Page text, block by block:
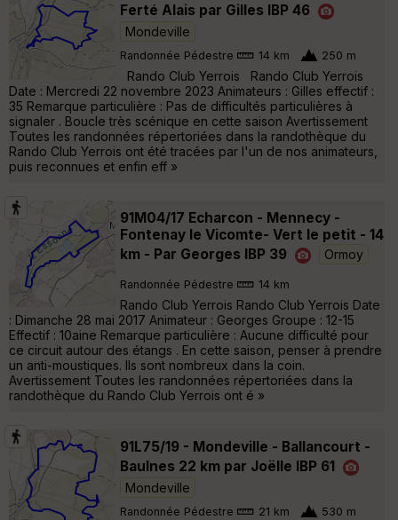
Ferté Alais par Gilles IBP 46
Mondeville
Randonnée Pédestre 14 km 250 m
Rando Club Yerrois Rando Club Yerrois
Date : Mercredi 22 novembre 2023 Animateurs : Gilles effectif :
35 Remarque particulière : Pas de difficultés particulières à
signaler . Boucle très scénique en cette saison Avertissement
Toutes les randonnées répertoriées dans la randothèque du
Rando Club Yerrois ont été tracées par l'un de nos animateurs,
puis reconnues et enfin eff »
91M04/17 Echarcon - Mennecy -
Fontenay le Vicomte- Vert le petit - 14
km - Par Georges IBP 39
Ormoy
Randonnée Pédestre 14 km
Rando Club Yerrois Rando Club Yerrois Date
: Dimanche 28 mai 2017 Animateur : Georges Groupe : 12-15
Effectif : 10aine Remarque particulière : Aucune difficulté pour
ce circuit autour des étangs . En cette saison, penser à prendre
un anti-moustiques. Ils sont nombreux dans la coin.
Avertissement Toutes les randonnées répertoriées dans la
randothèque du Rando Club Yerrois ont é »
91L75/19 - Mondeville - Ballancourt -
Baulnes 22 km par Joëlle IBP 61
Mondeville
Randonnée Pédestre 21 km 530 m